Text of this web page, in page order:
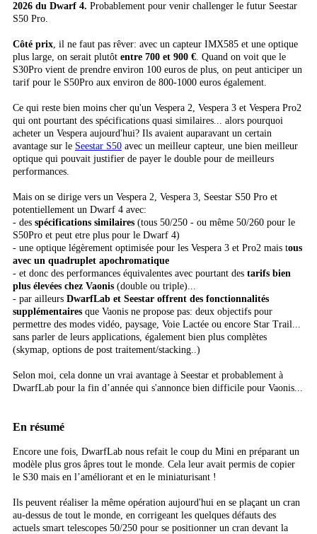
2026 du Dwarf 4. Probablement pour venir challenger le futur Seestar
S50 Pro.
Côté prix, il ne faut pas rêver: avec un capteur IMX585 et une optique
plus large, on serait plutôt entre 700 et 900 €. Quand on voit que le
S30Pro vient de prendre environ 100 euros de plus, on peut anticiper un
tarif pour le S50Pro aux environ de 800-1000 euros également.
Ce qui reste bien moins cher qu'un Vespera 2, Vespera 3 et Vespera Pro2
qui ont pourtant des spécifications quasi similaires... alors pourquoi
acheter un Vespera aujourd'hui? Ils avaient auparavant un certain
avantage sur le Seestar S50 avec un meilleur capteur, une bien meilleur
optique qui pouvait justifier de payer le double pour de meilleurs
performances.
Mais on se dirige vers un Vespera 2, Vespera 3, Seestar S50 Pro et
potentiellement un Dwarf 4 avec:
- des spécifications similaires (tous 50/250 - ou même 50/260 pour le
S50Pro et peut etre plus pour le Dwarf 4)
- une optique légèrement optimisée pour les Vespera 3 et Pro2 mais tous
avec un quadruplet apochromatique
- et donc des performances équivalentes avec pourtant des tarifs bien
plus élevées chez Vaonis (double ou triple)...
- par ailleurs DwarfLab et Seestar offrent des fonctionnalités
supplémentaires que Vaonis ne propose pas: deux objectifs pour
permettre des modes vidéo, paysage, Voie Lactée ou encore Star Trail...
sans parler de leurs applications, également bien plus complètes
(skymap, options de post traitement/stacking..)
Selon moi, cela donne un vrai avantage à Seestar et probablement à
DwarfLab pour la fin d’année qui s'annonce bien difficile pour Vaonis...
En résumé
Encore une fois, DwarfLab nous refait le coup du Mini en préparant un
modèle plus gros âpres tout le monde. Cela leur avait permis de copier
le S30 mais en l’améliorant et en le miniaturisant !
Ils peuvent réaliser la même opération aujourd'hui en se plaçant un cran
au-dessus de tout le monde, en corrigeant les quelques défauts des
actuels smart telescopes 50/250 pour se positionner un cran devant la